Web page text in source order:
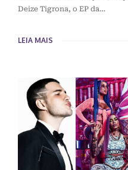
Deize Tigrona, o EP da…
LEIA MAIS